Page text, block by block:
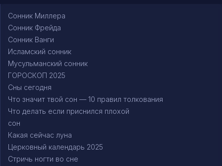
Сонник Миллера
Сонник Фрейда
Сонник Ванги
Исламский сонник
Мусульманский сонник
ГОРОСКОП 2025
Сны сегодня
Что значит твой сон — 10 правил толкования
Что делать если приснился плохой
сон
Какая сейчас луна
Церковный календарь 2025
Стричь ногти во сне